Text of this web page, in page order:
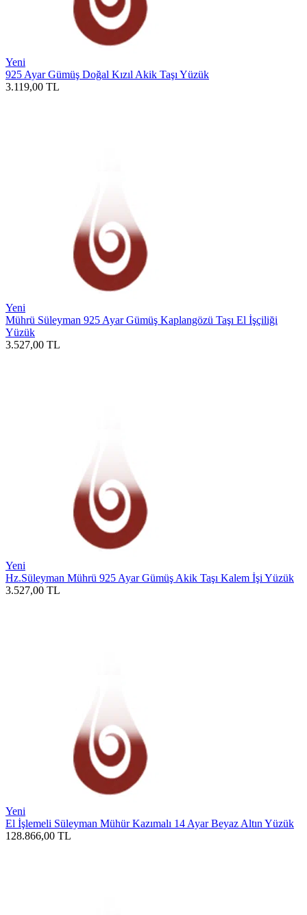
Yeni
925 Ayar Gümüş Doğal Kızıl Akik Taşı Yüzük
3.119,00 TL
Yeni
Mührü Süleyman 925 Ayar Gümüş Kaplangözü Taşı El İşçiliği
Yüzük
3.527,00 TL
Yeni
Hz.Süleyman Mührü 925 Ayar Gümüş Akik Taşı Kalem İşi Yüzük
3.527,00 TL
Yeni
El İşlemeli Süleyman Mühür Kazımalı 14 Ayar Beyaz Altın Yüzük
128.866,00 TL